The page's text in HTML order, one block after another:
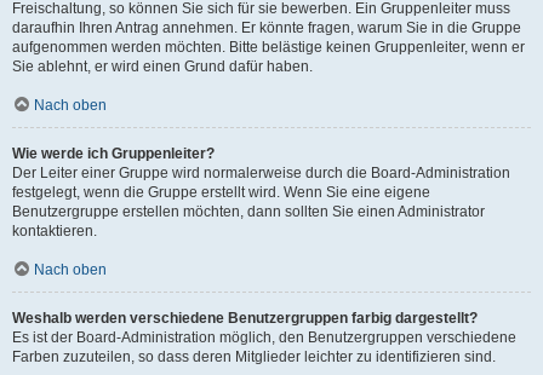
Freischaltung, so können Sie sich für sie bewerben. Ein Gruppenleiter muss
daraufhin Ihren Antrag annehmen. Er könnte fragen, warum Sie in die Gruppe
aufgenommen werden möchten. Bitte belästige keinen Gruppenleiter, wenn er
Sie ablehnt, er wird einen Grund dafür haben.
Nach oben
Wie werde ich Gruppenleiter?
Der Leiter einer Gruppe wird normalerweise durch die Board-Administration
festgelegt, wenn die Gruppe erstellt wird. Wenn Sie eine eigene
Benutzergruppe erstellen möchten, dann sollten Sie einen Administrator
kontaktieren.
Nach oben
Weshalb werden verschiedene Benutzergruppen farbig dargestellt?
Es ist der Board-Administration möglich, den Benutzergruppen verschiedene
Farben zuzuteilen, so dass deren Mitglieder leichter zu identifizieren sind.